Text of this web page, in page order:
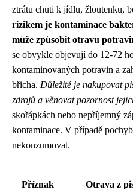
ztrátu chuti k jídlu, žloutenku,
rizikem je kontaminace
může způsobit otravu
se obvykle objevují do 12-72
kontaminovaných potravin a
břicha. Důležité je nakupovat
zdrojů a věnovat pozornost
skořápkách nebo nepříjemný
kontaminace. V případě
nekonzumovat.
Příznak Otrava z